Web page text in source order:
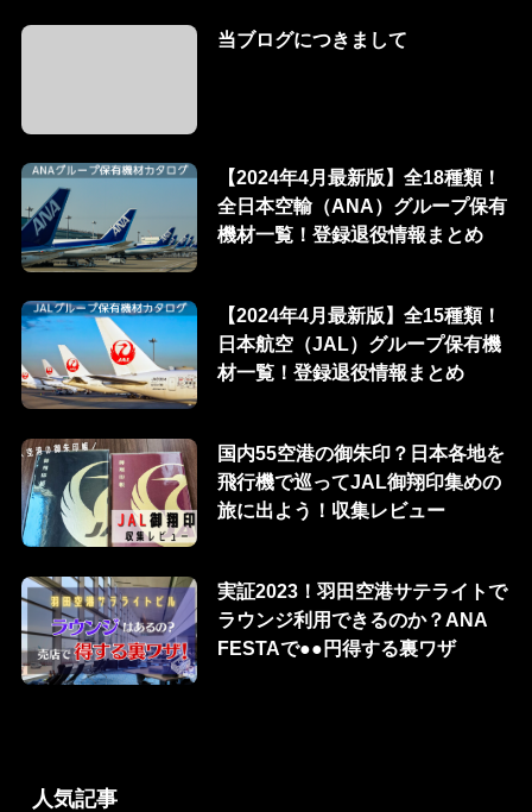
当ブログにつきまして
【2024年4月最新版】全18種類！
全日本空輸（ANA）グループ保有
機材一覧！登録退役情報まとめ
【2024年4月最新版】全15種類！
日本航空（JAL）グループ保有機
材一覧！登録退役情報まとめ
国内55空港の御朱印？日本各地を
飛行機で巡ってJAL御翔印集めの
旅に出よう！収集レビュー
実証2023！羽田空港サテライトで
ラウンジ利用できるのか？ANA
FESTAで●●円得する裏ワザ
人気記事